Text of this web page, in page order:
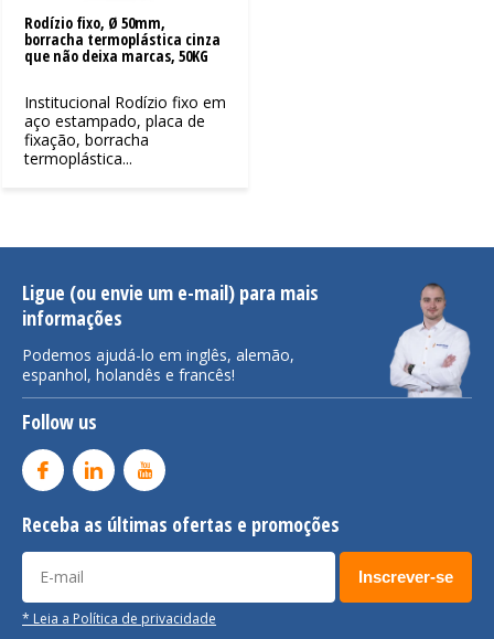
Rodízio fixo, Ø 50mm,
borracha termoplástica cinza
que não deixa marcas, 50KG
Institucional Rodízio fixo em
aço estampado, placa de
fixação, borracha
termoplástica...
Ligue (ou envie um e-mail) para mais
informações
Podemos ajudá-lo em inglês, alemão,
espanhol, holandês e francês!
Follow us
Receba as últimas ofertas e promoções
Inscrever-se
* Leia a Política de privacidade